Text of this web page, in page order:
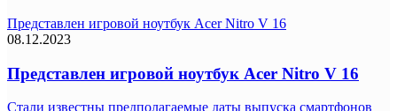
Представлен игровой ноутбук Acer Nitro V 16
08.12.2023
Представлен игровой ноутбук Acer Nitro V 16
Стали известны предполагаемые даты выпуска смартфонов